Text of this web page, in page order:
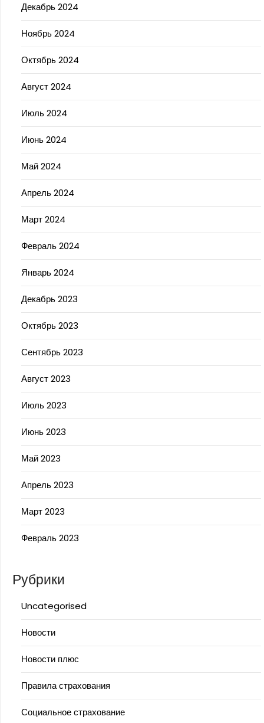
Декабрь 2024
Ноябрь 2024
Октябрь 2024
Август 2024
Июль 2024
Июнь 2024
Май 2024
Апрель 2024
Март 2024
Февраль 2024
Январь 2024
Декабрь 2023
Октябрь 2023
Сентябрь 2023
Август 2023
Июль 2023
Июнь 2023
Май 2023
Апрель 2023
Март 2023
Февраль 2023
Рубрики
Uncategorised
Новости
Новости плюс
Правила страхования
Социальное страхование